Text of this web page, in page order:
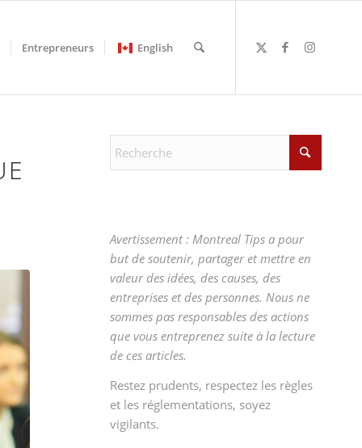
Entrepreneurs English
Avertissement : Montreal Tips a pour
but de soutenir, partager et mettre en
valeur des idées, des causes, des
entreprises et des personnes. Nous ne
sommes pas responsables des actions
que vous entreprenez suite à la lecture
de ces articles.
Restez prudents, respectez les règles
et les réglementations, soyez
vigilants.